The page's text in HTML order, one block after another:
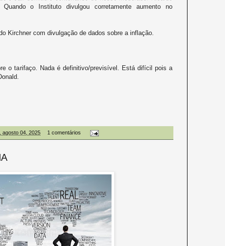
o Instituto divulgou corretamente aumento no
Kirchner com divulgação de dados sobre a inflação.
o tarifaço. Nada é definitivo/previsível. Está difícil pois a
agosto 04, 2025 1 comentários